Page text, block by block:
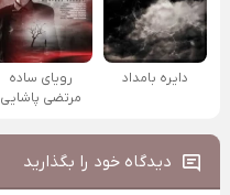
دایره بامداد
رویای ساده
مرتضی پاشایی
دیدگاه خود را بگذارید